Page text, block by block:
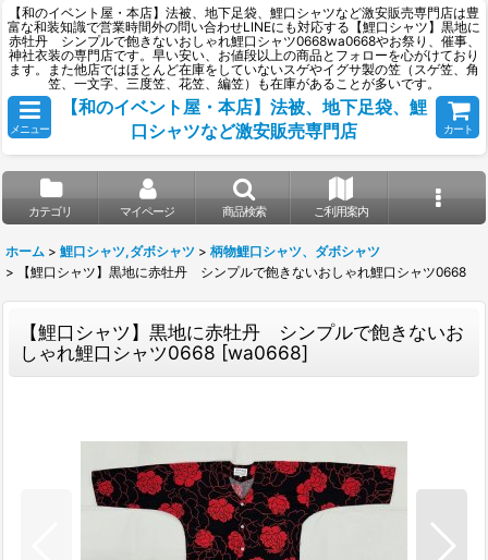
【和のイベント屋・本店】法被、地下足袋、鯉口シャツなど激安販売専門店は豊
富な和装知識で営業時間外の問い合わせLINEにも対応する【鯉口シャツ】黒地に
赤牡丹 シンプルで飽きないおしゃれ鯉口シャツ0668wa0668やお祭り、催事、
神社衣装の専門店です。早い安い、お値段以上の商品とフォローを心がけており
ます。また他店ではほとんど在庫をしていないスゲやイグサ製の笠（スゲ笠、角
笠、一文字、三度笠、花笠、編笠）も在庫があることが多いです。
メニュー
【和のイベント屋・本店】法被、地下足袋、鯉
口シャツなど激安販売専門店
カート
カテゴリ マイページ 商品検索 ご利用案内
ホーム > 鯉口シャツ,ダボシャツ > 柄物鯉口シャツ、ダボシャツ
>
【鯉口シャツ】黒地に赤牡丹 シンプルで飽きないおしゃれ鯉口シャツ0668
【鯉口シャツ】黒地に赤牡丹 シンプルで飽きないお
しゃれ鯉口シャツ0668 [wa0668]